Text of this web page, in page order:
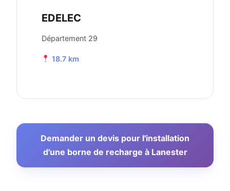
EDELEC
Département 29
18.7 km
Demander un devis pour l'installation
d'une borne de recharge à Lanester